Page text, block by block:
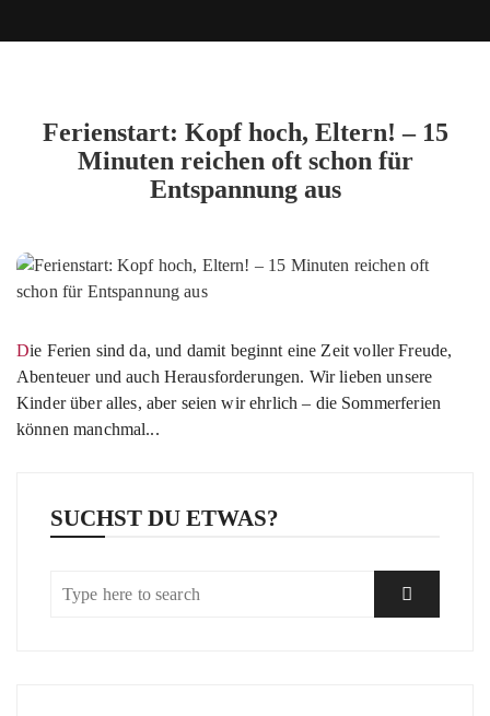
Ferienstart: Kopf hoch, Eltern! – 15
Minuten reichen oft schon für
Entspannung aus
Die Ferien sind da, und damit beginnt eine Zeit voller Freude,
Abenteuer und auch Herausforderungen. Wir lieben unsere
Kinder über alles, aber seien wir ehrlich – die Sommerferien
können manchmal...
SUCHST DU ETWAS?